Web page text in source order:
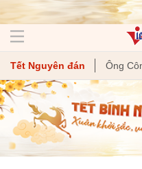
Tết Nguyên đán Ông